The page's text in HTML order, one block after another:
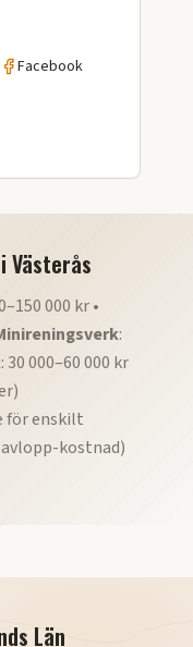
Facebook
i Västerås
000 kr •
:
: 30 000–60 000 kr
för enskilt
kostnad)
Län